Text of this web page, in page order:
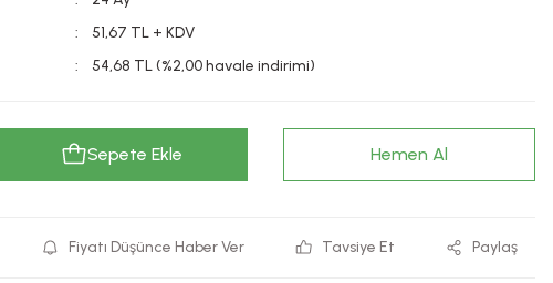
51,67 TL + KDV
54,68 TL (%2,00 havale indirimi)
Sepete Ekle Hemen Al
Fiyatı Düşünce Haber Ver Tavsiye Et Paylaş